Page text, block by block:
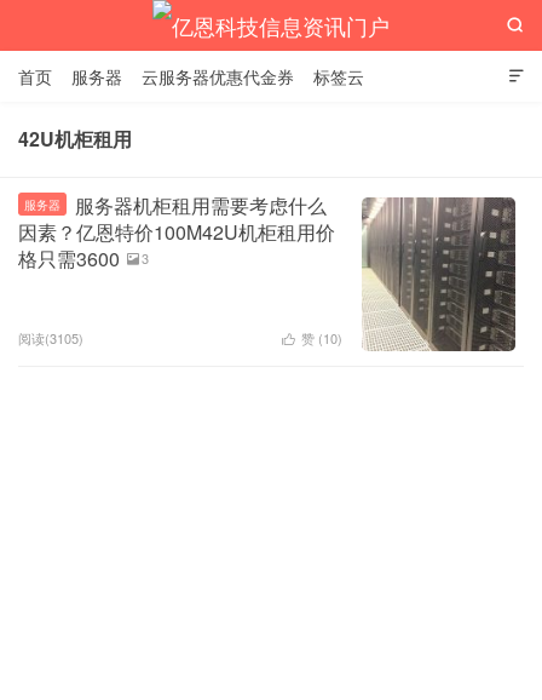
亿恩科技信息资讯门户

首页 服务器 云服务器优惠代金券 标签云

42U机柜租用
服务器
服务器机柜租用需要考虑什么
因素？亿恩特价100M42U机柜租用价
格只需3600
3
阅读(3105)  赞 (10)